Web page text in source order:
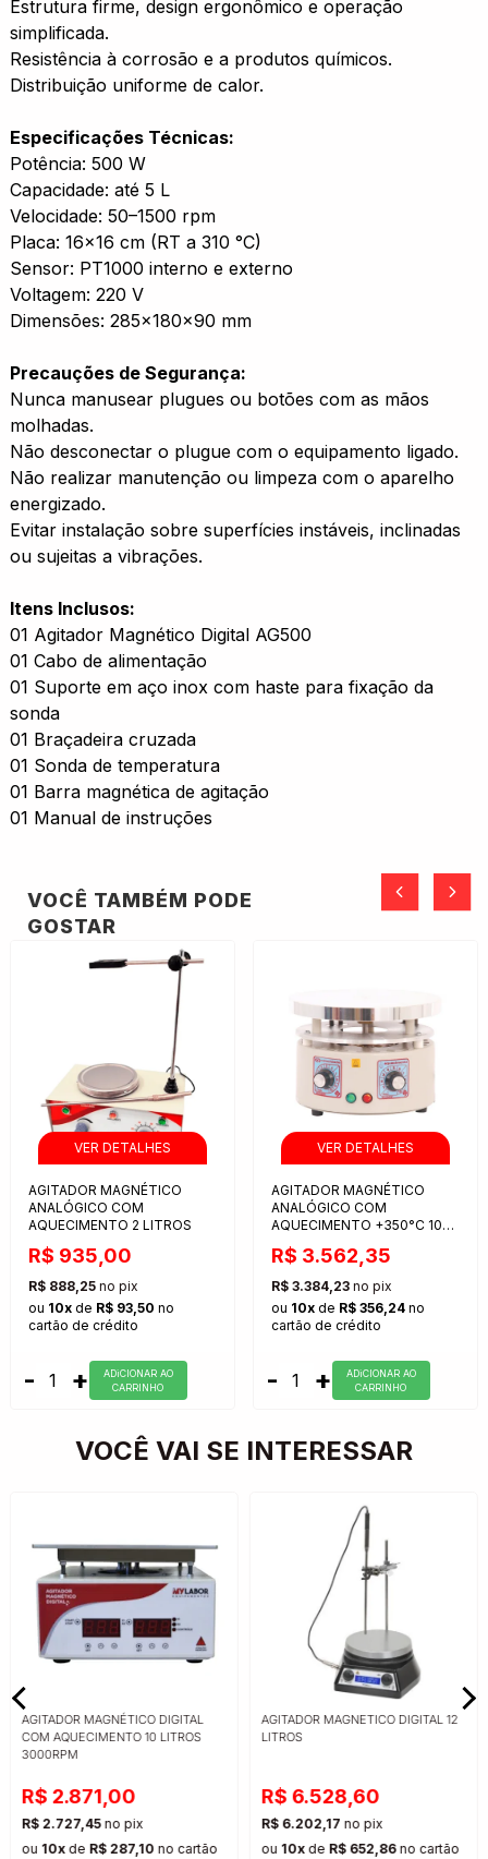
Estrutura firme, design ergonômico e operação
simplificada.
Resistência à corrosão e a produtos químicos.
Distribuição uniforme de calor.
Especificações Técnicas:
Potência: 500 W
Capacidade: até 5 L
Velocidade: 50–1500 rpm
Placa: 16×16 cm (RT a 310 °C)
Sensor: PT1000 interno e externo
Voltagem: 220 V
Dimensões: 285×180×90 mm
Precauções de Segurança:
Nunca manusear plugues ou botões com as mãos
molhadas.
Não desconectar o plugue com o equipamento ligado.
Não realizar manutenção ou limpeza com o aparelho
energizado.
Evitar instalação sobre superfícies instáveis, inclinadas
ou sujeitas a vibrações.
Itens Inclusos:
01 Agitador Magnético Digital AG500
01 Cabo de alimentação
01 Suporte em aço inox com haste para fixação da
sonda
01 Braçadeira cruzada
01 Sonda de temperatura
01 Barra magnética de agitação
01 Manual de instruções
VOCÊ TAMBÉM PODE
GOSTAR
AGITADOR MAGNÉTICO
ANALÓGICO COM
AQUECIMENTO 2 LITROS
R$ 935,00
R$ 888,25 no pix
ou 10x de R$ 93,50 no
cartão de crédito
- +
ADiCIONAR AO
CARRINHO
AGITADOR MAGNÉTICO
ANALÓGICO COM
AQUECIMENTO +350°C 10
LITROS
R$ 3.562,35
R$ 3.384,23 no pix
ou 10x de R$ 356,24 no
cartão de crédito
- +
ADiCIONAR AO
CARRINHO
VOCÊ VAI SE INTERESSAR
AGITADOR MAGNÉTICO DIGITAL
COM AQUECIMENTO 10 LITROS
3000RPM
R$ 2.871,00
R$ 2.727,45no pix
ou 10xde R$ 287,10 no cartão
AGITADOR MAGNETICO DIGITAL 12
LITROS
R$ 6.528,60
R$ 6.202,17 no pix
ou 10xde R$ 652,86no cartão